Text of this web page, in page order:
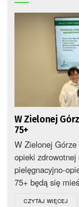
W Zielonej
75+
W Zielonej
opieki zdrowotnej
pielęgnacyjno-
75+ będą się
CZYTAJ WIĘCEJ